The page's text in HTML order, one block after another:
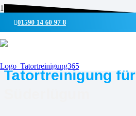
01590 14 60 97 8
Tatortreinigung für